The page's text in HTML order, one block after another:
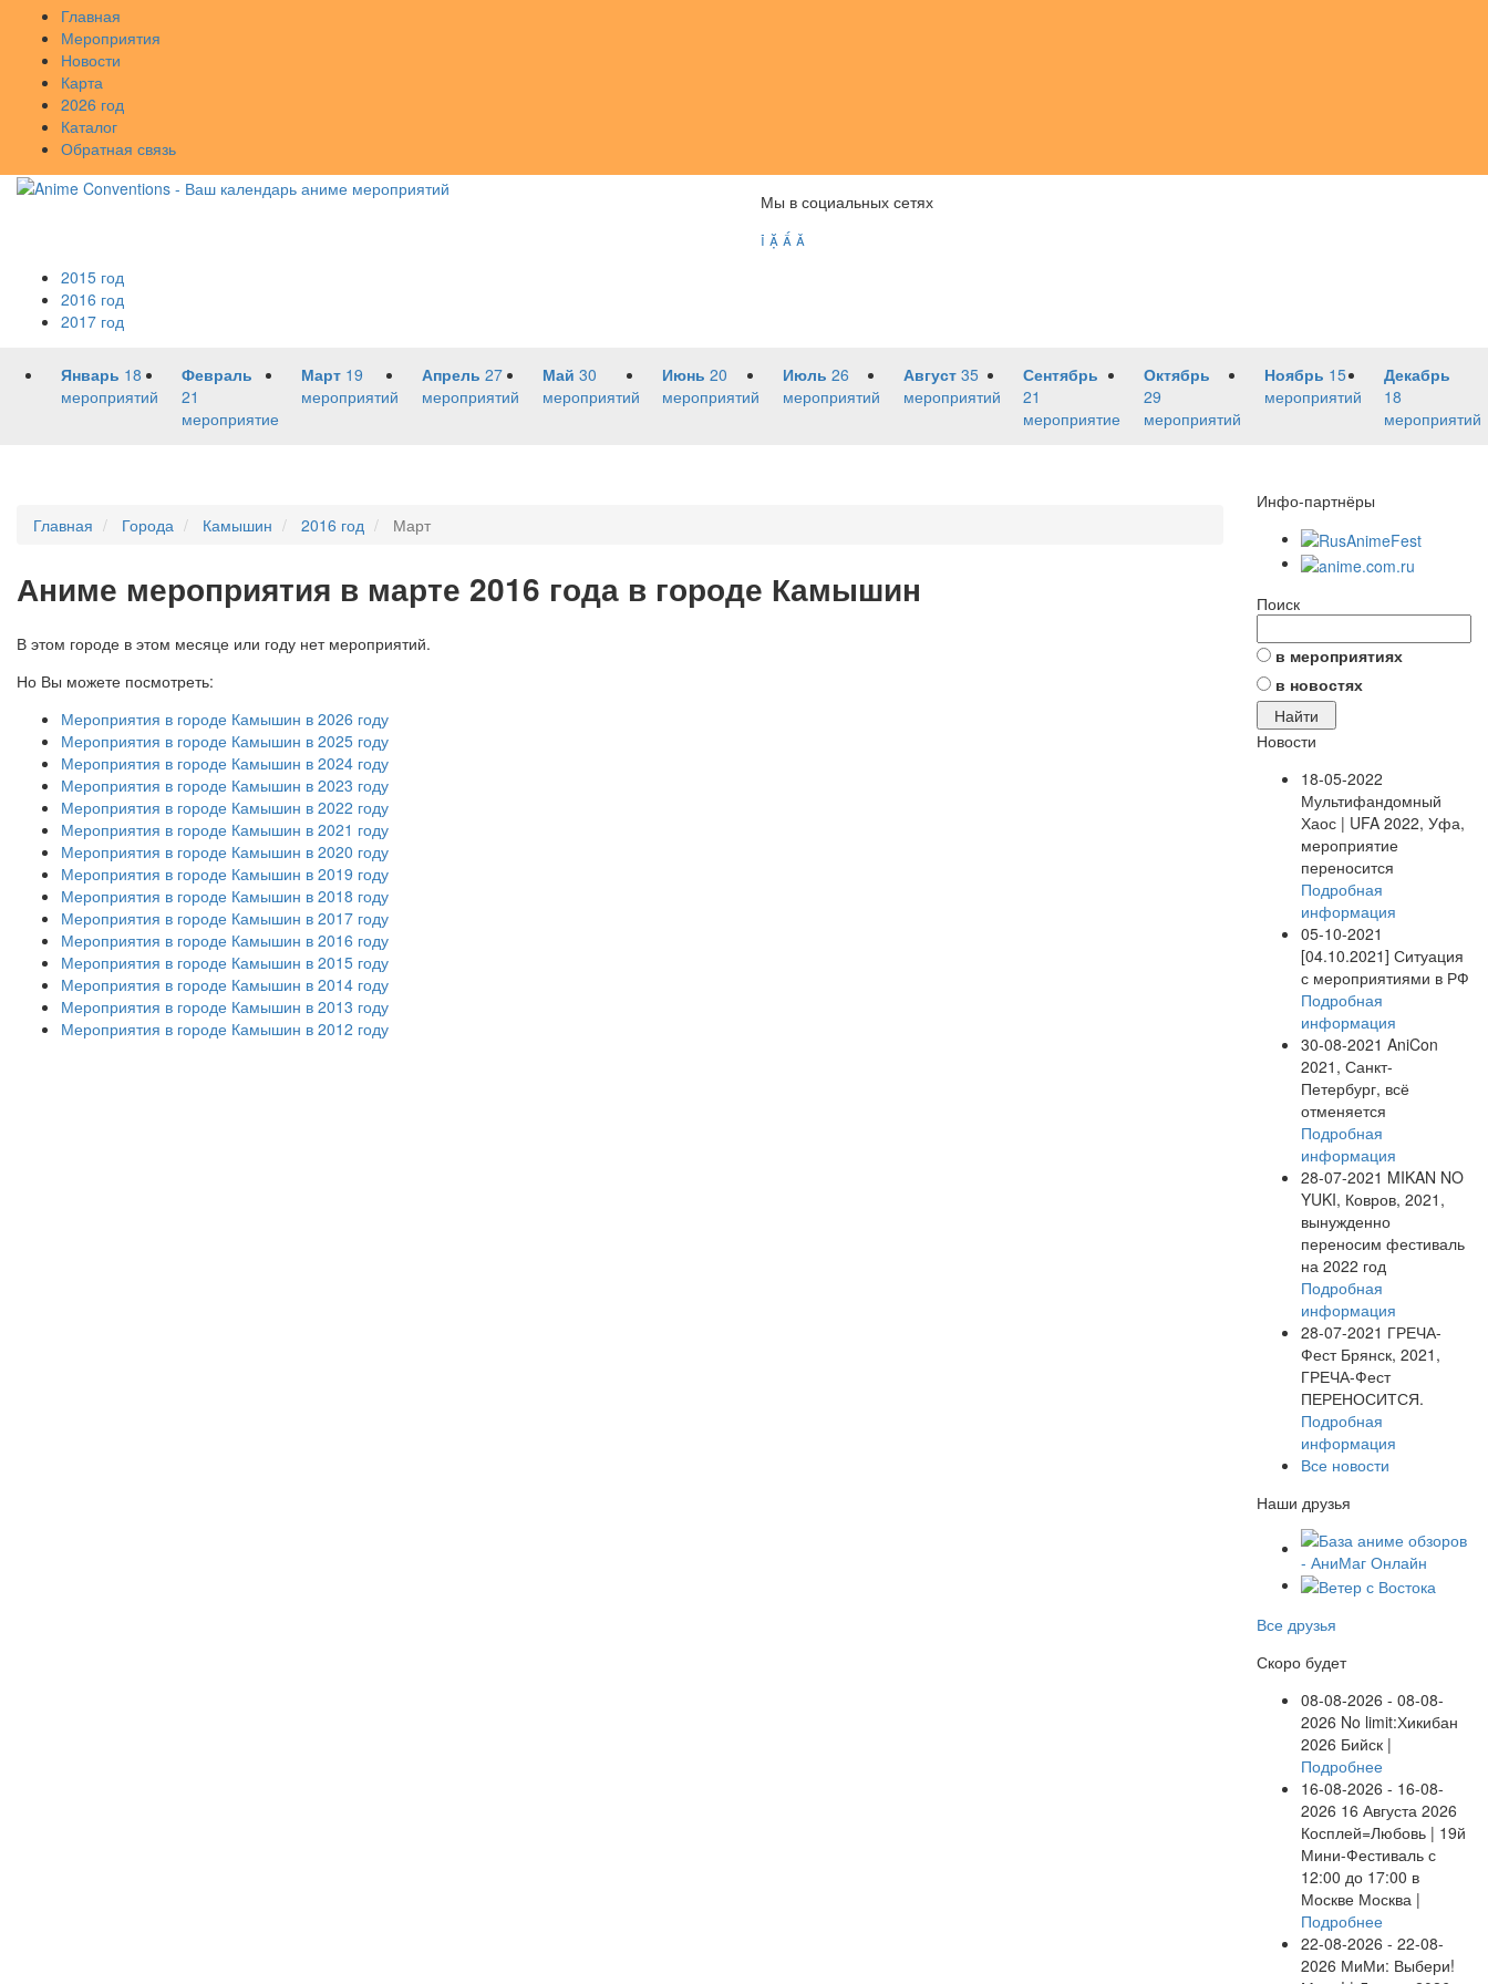
Главная
Мероприятия
Новости
Карта
2026 год
Каталог
Обратная связь
Мы в социальных сетях
   
2015 год
2016 год
2017 год
Январь 18
мероприятий
Февраль
21
мероприятие
Март 19
мероприятий
Апрель 27
мероприятий
Май 30
мероприятий
Июнь 20
мероприятий
Июль 26
мероприятий
Август 35
мероприятий
Сентябрь
21
мероприятие
Октябрь
29
мероприятий
Ноябрь 15
мероприятий
Декабрь
18
мероприятий
Главная Города Камышин 2016 год Март
Аниме мероприятия в марте 2016 года в городе Камышин
В этом городе в этом месяце или году нет мероприятий.
Но Вы можете посмотреть:
Мероприятия в городе Камышин в 2026 году
Мероприятия в городе Камышин в 2025 году
Мероприятия в городе Камышин в 2024 году
Мероприятия в городе Камышин в 2023 году
Мероприятия в городе Камышин в 2022 году
Мероприятия в городе Камышин в 2021 году
Мероприятия в городе Камышин в 2020 году
Мероприятия в городе Камышин в 2019 году
Мероприятия в городе Камышин в 2018 году
Мероприятия в городе Камышин в 2017 году
Мероприятия в городе Камышин в 2016 году
Мероприятия в городе Камышин в 2015 году
Мероприятия в городе Камышин в 2014 году
Мероприятия в городе Камышин в 2013 году
Мероприятия в городе Камышин в 2012 году
Инфо-партнёры
Поиск
в мероприятиях
в новостях
Новости
18-05-2022
Мультифандомный
Хаос | UFA 2022, Уфа,
мероприятие
переносится
Подробная
информация
05-10-2021
[04.10.2021] Ситуация
с мероприятиями в РФ
Подробная
информация
30-08-2021 AniCon
2021, Санкт-
Петербург, всё
отменяется
Подробная
информация
28-07-2021 MIKAN NO
YUKI, Ковров, 2021,
вынужденно
переносим фестиваль
на 2022 год
Подробная
информация
28-07-2021 ГРЕЧА-
Фест Брянск, 2021,
ГРЕЧА-Фест
ПЕРЕНОСИТСЯ.
Подробная
информация
Все новости
Наши друзья
Все друзья
Скоро будет
08-08-2026 - 08-08-
2026 No limit:Хикибан
2026 Бийск |
Подробнее
16-08-2026 - 16-08-
2026 16 Августа 2026
Косплей=Любовь | 19й
Мини-Фестиваль с
12:00 до 17:00 в
Москве Москва |
Подробнее
22-08-2026 - 22-08-
2026 МиМи: Выбери!